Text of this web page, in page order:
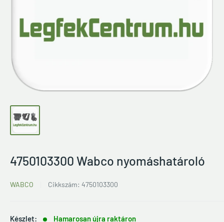
4750103300 Wabco nyomáshatároló
WABCO Cikkszám: 4750103300
Készlet: Hamarosan újra raktáron